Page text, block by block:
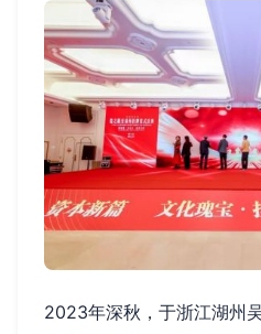
2023年深秋，于浙江湖州